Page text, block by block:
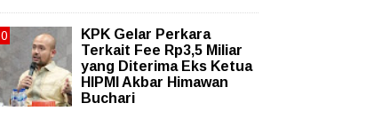
KPK Gelar Perkara
Terkait Fee Rp3,5 Miliar
yang Diterima Eks Ketua
HIPMI Akbar Himawan
Buchari